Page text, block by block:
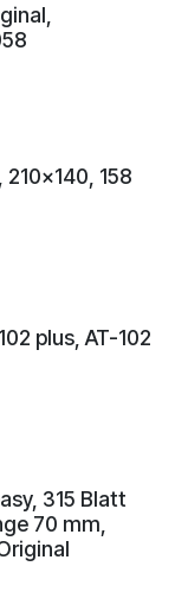
210x140, 158
plus, AT-102
315 Blatt
70 mm,